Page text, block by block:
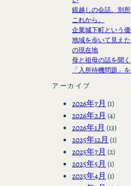
鏡越しの会話。別
これから。
企業城下町という
地域を歩いて見えた
の現在地
母と祖母の話を聞く
「入所待機問題」
アーカイブ
2026年7月 (1)
2026年2月 (4)
2026年1月 (13)
2025年12月 (1)
2025年7月 (2)
2025年5月 (1)
2025年4月 (1)